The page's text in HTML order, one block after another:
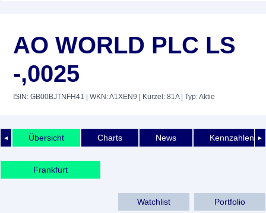
AO WORLD PLC LS
-,0025
ISIN: GB00BJTNFH41 | WKN: A1XEN9 | Kürzel: 81A| Typ: Aktie
◄ ►
Übersicht Charts News Kennzahlen
Frankfurt
Watchlist Portfolio